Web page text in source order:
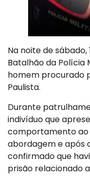
Na noite de sábado,
Batalhão da
homem procurado
Paulista.
Durante
indivíduo que
comportamento ao
abordagem e após
confirmado que
prisão relacionado